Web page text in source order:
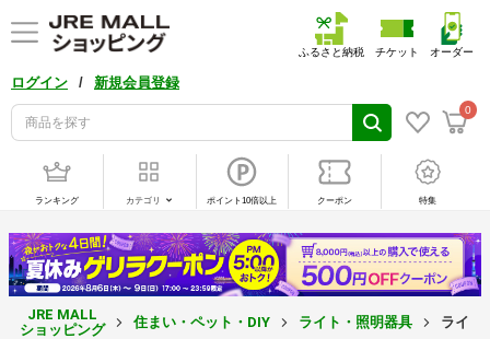
ログイン / 新規会員登録
0
ふるさと納税 チケット オーダー
ランキング カテゴリ ポイント10倍以上 クーポン 特集
JRE MALL
ショッピング
住まい・ペット・DIY ライト・照明器具 ライト